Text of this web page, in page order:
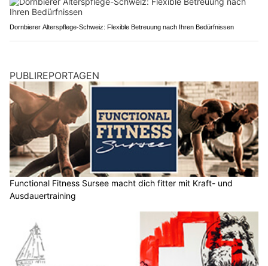
Dornbierer Alterspflege-Schweiz: Flexible Betreuung nach Ihren Bedürfnissen
PUBLIREPORTAGEN
Functional Fitness Sursee macht dich fitter mit Kraft- und
Ausdauertraining